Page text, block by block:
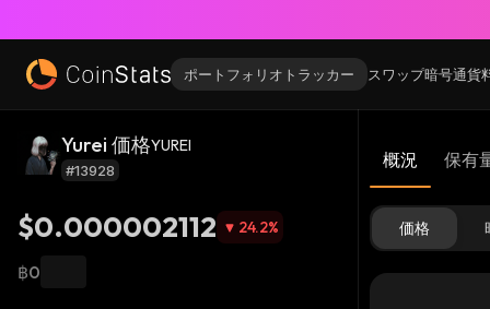
ポートフォリオトラッカー スワップ暗号通貨
Yurei 価格YUREI
#13928
$0.000002112 24.2%
฿0
概況 保有
価格